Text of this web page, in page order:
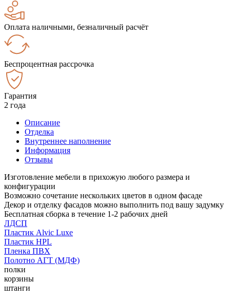
Оплата наличными, безналичный расчёт
Беспроцентная рассрочка
Гарантия
2 года
Описание
Отделка
Внутреннее наполнение
Информация
Отзывы
Изготовление мебели в прихожую любого размера и
конфигурации
Возможно сочетание нескольких цветов в одном фасаде
Декор и отделку фасадов можно выполнить под вашу задумку
Бесплатная сборка в течение 1-2 рабочих дней
ЛДСП
Пластик Alvic Luxe
Пластик HPL
Пленка ПВХ
Полотно АГТ (МДФ)
полки
корзины
штанги